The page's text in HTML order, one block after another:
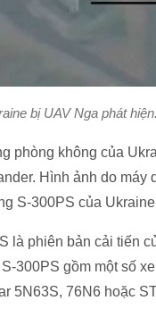
bị UAV Nga phát
phòng không của
Hình ảnh do máy
S-300PS của
là phiên bản cải tiến
300PS gồm một số
5N63S, 76N6 hoặc